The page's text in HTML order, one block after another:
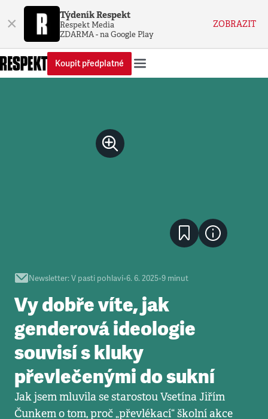
× Týdeník Respekt
Respekt Media
ZDARMA - na Google Play
ZOBRAZIT
Koupit předplatné
Newsletter:V pasti pohlaví•6. 6. 2025•9 minut
Vy dobře víte, jak
genderová ideologie
souvisí s kluky
převlečenými do sukní
Jak jsem mluvila se starostou Vsetína Jiřím
Čunkem o tom, proč „převlékací“ školní akce